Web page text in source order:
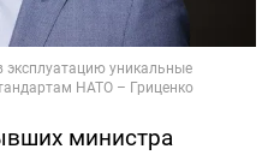
министра